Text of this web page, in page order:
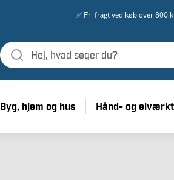
✅ Fri fragt ved køb over 800
Byg, hjem og hus Hånd- og